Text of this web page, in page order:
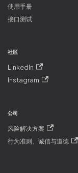
使用手册
接口测试
社区
LinkedIn
Instagram
公司
风险解决方案
行为准则、诚信与道德